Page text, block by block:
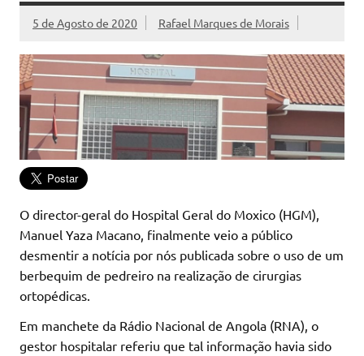
5 de Agosto de 2020 Rafael Marques de Morais
O director-geral do Hospital Geral do Moxico (HGM),
Manuel Yaza Macano, finalmente veio a público
desmentir a notícia por nós publicada sobre o uso de um
berbequim de pedreiro na realização de cirurgias
ortopédicas.
Em manchete da Rádio Nacional de Angola (RNA), o
gestor hospitalar referiu que tal informação havia sido